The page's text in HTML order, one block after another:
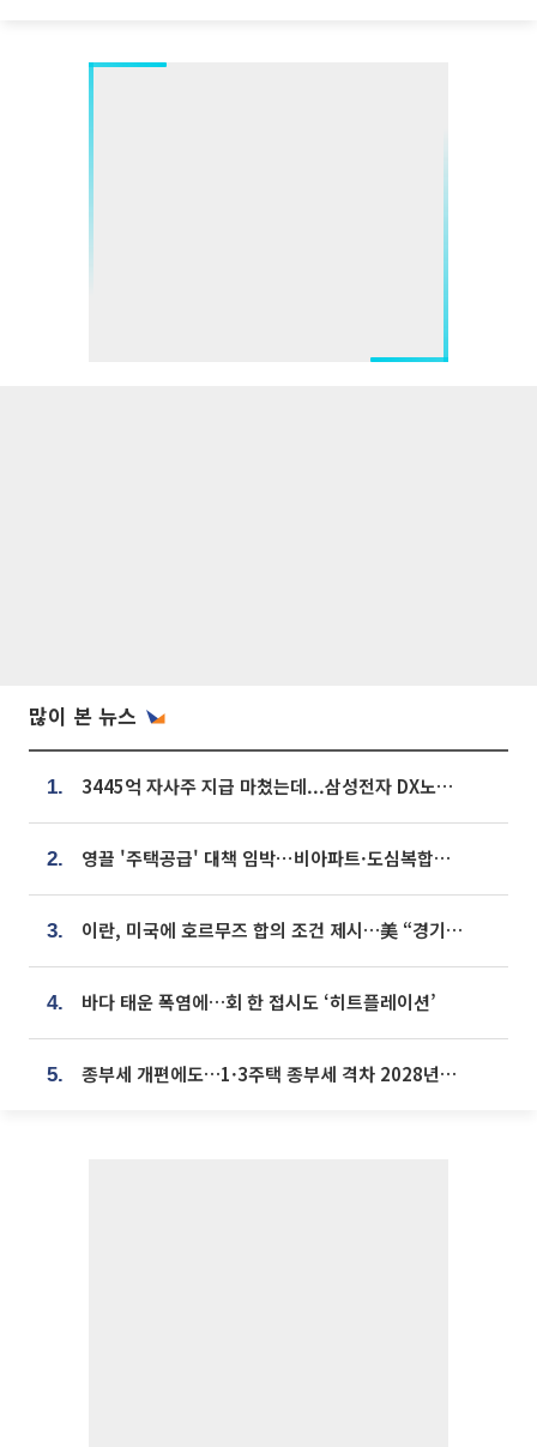
많이 본 뉴스
1. 3445억 자사주 지급 마쳤는데...삼성전자 DX노조, 뒤늦은 '떼쓰기 집회'
2. 영끌 '주택공급' 대책 임박⋯비아파트·도심복합까지 총동원
3. 이란, 미국에 호르무즈 합의 조건 제시…美 “경기 아직 안 끝나” [종합]
4. 바다 태운 폭염에…회 한 접시도 ‘히트플레이션’
5. 종부세 개편에도…1·3주택 종부세 격차 2028년부터 확대